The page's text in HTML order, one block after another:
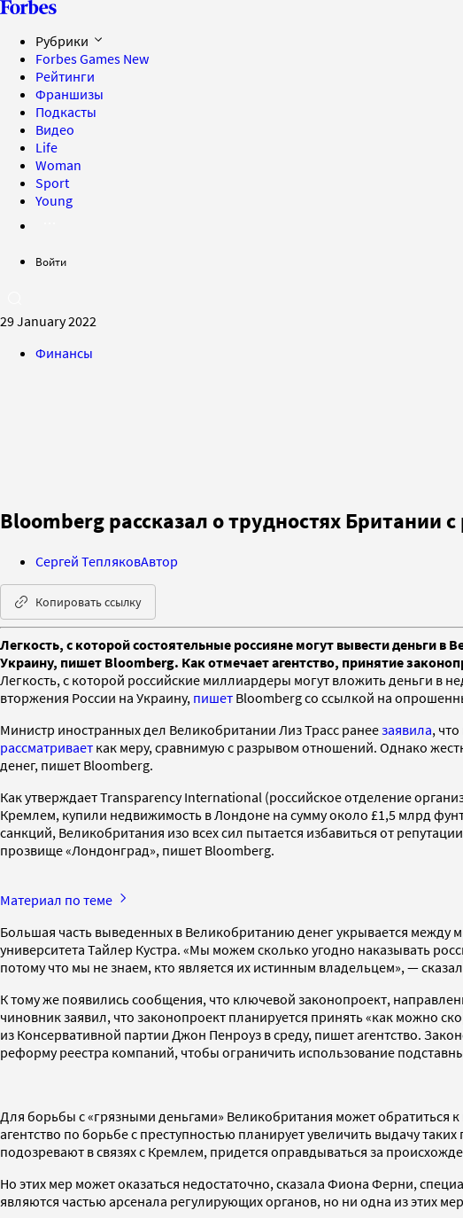
Рубрики
Forbes Games New
Рейтинги
Франшизы
Подкасты
Видео
Life
Woman
Sport
Young
Войти
29 January 2022
Финансы
Bloomberg рассказал о трудностях Британии
Сергей ТепляковАвтор
Копировать ссылку
Легкость, с которой состоятельные россияне могут вывести деньги
Украину, пишет Bloomberg. Как отмечает агентство, принятие
Легкость, с которой российские миллиардеры могут вложить деньги в
вторжения России на Украину, пишет Bloomberg со ссылкой на
Министр иностранных дел Великобритании Лиз Трасс ранеезаявила,
рассматривает как меру, сравнимую с разрывом отношений. Однако
денег, пишет Bloomberg.
Как утверждает Transparency International (российское отделение
Кремлем, купили недвижимость в Лондоне на сумму около £1,5 млрд
санкций, Великобритания изо всех сил пытается избавиться от
прозвище «Лондонград», пишет Bloomberg.
Материал по теме
Большая часть выведенных в Великобританию денег укрывается между
университета Тайлер Кустра. «Мы можем сколько угодно наказывать
потому что мы не знаем, кто является их истинным владельцем», —
К тому же появились сообщения, что ключевой законопроект,
чиновник заявил, что законопроект планируется принять «как можно
из Консервативной партии Джон Пенроуз в среду, пишет агентство.
реформу реестра компаний, чтобы ограничить использование
Для борьбы с «грязными деньгами» Великобритания может обратиться
агентство по борьбе с преступностью планирует увеличить выдачу
подозревают в связях с Кремлем, придется оправдываться за
Но этих мер может оказаться недостаточно, сказала Фиона Ферни,
являются частью арсенала регулирующих органов, но ни одна из этих